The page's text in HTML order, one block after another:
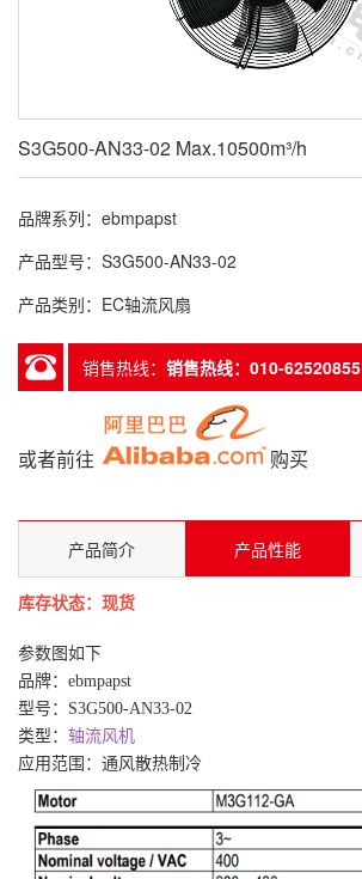
S3G500-AN33-02 Max.10500m³/h
品牌系列：ebmpapst
产品型号：S3G500-AN33-02
产品类别：EC轴流风扇
销售热线： 销售热线：010-62520855
或者前往 购买
产品简介 产品性能
库存状态：现货
参数图如下
品牌： ebmpapst
型号：S3G500-AN33-02
类型： 轴流风机
应用范围：通风散热制冷